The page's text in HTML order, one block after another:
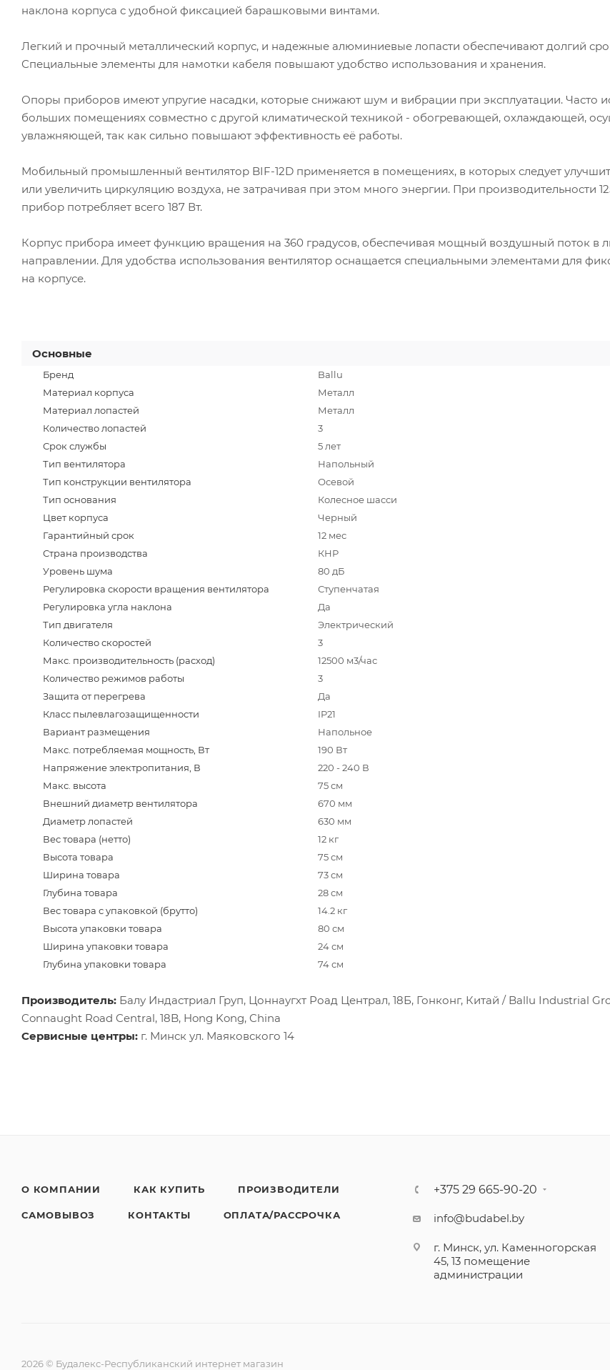
наклона корпуса с удобной фиксацией барашковыми винтами.
Легкий и прочный металлический корпус, и надежные алюминиевые лопасти обеспечивают долгий
Специальные элементы для намотки кабеля повышают удобство использования и хранения.
Опоры приборов имеют упругие насадки, которые снижают шум и вибрации при эксплуатации. Часто
больших помещениях совместно с другой климатической техникой - обогревающей, охлаждающей,
увлажняющей, так как сильно повышают эффективность её работы.
Мобильный промышленный вентилятор BIF-12D применяется в помещениях, в которых следует
или увеличить циркуляцию воздуха, не затрачивая при этом много энергии. При производительности
прибор потребляет всего 187 Вт.
Корпус прибора имеет функцию вращения на 360 градусов, обеспечивая мощный воздушный поток в
направлении. Для удобства использования вентилятор оснащается специальными элементами для
на корпусе.
Основные
Бренд
Ballu
Материал корпуса
Металл
Материал лопастей
Металл
Количество лопастей
3
Срок службы
5 лет
Тип вентилятора
Напольный
Тип конструкции вентилятора
Осевой
Тип основания
Колесное шасси
Цвет корпуса
Черный
Гарантийный срок
12 мес
Страна производства
КНР
Уровень шума
80 дБ
Регулировка скорости вращения вентилятора
Ступенчатая
Регулировка угла наклона
Да
Тип двигателя
Электрический
Количество скоростей
3
Макс. производительность (расход)
12500 м3/час
Количество режимов работы
3
Защита от перегрева
Да
Класс пылевлагозащищенности
IP21
Вариант размещения
Напольное
Макс. потребляемая мощность, Вт
190 Вт
Напряжение электропитания, В
220 - 240 В
Макс. высота
75 см
Внешний диаметр вентилятора
670 мм
Диаметр лопастей
630 мм
Вес товара (нетто)
12 кг
Высота товара
75 см
Ширина товара
73 см
Глубина товара
28 см
Вес товара с упаковкой (брутто)
14.2 кг
Высота упаковки товара
80 см
Ширина упаковки товара
24 см
Глубина упаковки товара
74 см
Производитель: Балу Индастриал Груп, Цоннаугхт Роад Централ, 18Б, Гонконг, Китай / Ballu Industrial
Connaught Road Central, 18B, Hong Kong, China
Сервисные центры: г. Минск ул. Маяковского 14
О КОМПАНИИ КАК КУПИТЬ ПРОИЗВОДИТЕЛИ
САМОВЫВОЗ КОНТАКТЫ ОПЛАТА/РАССРОЧКА
+375 29 665-90-20
info@budabel.by
г. Минск, ул. Каменногорская
45, 13 помещение
администрации
2026 © Будалекс-Республиканский интернет магазин